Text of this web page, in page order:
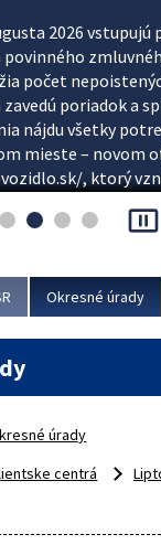
2026 vstupujú
povinného
počet
poriadok a
nájdu všetky
mieste – novom
, ktorý
a
pause_presentation
Okresné úrady
úrady
centrá